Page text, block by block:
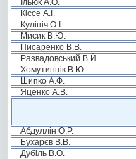
Ільюк А.О.
Кіссе А.І.
Кулініч О.І.
Мисик В.Ю.
Писаренко В.В.
Развадовський В.Й.
Хомутиннік В.Ю.
Шипко А.Ф.
Яценко А.В.
Абдуллін О.Р.
Бухарєв В.В.
Дубіль В.О.